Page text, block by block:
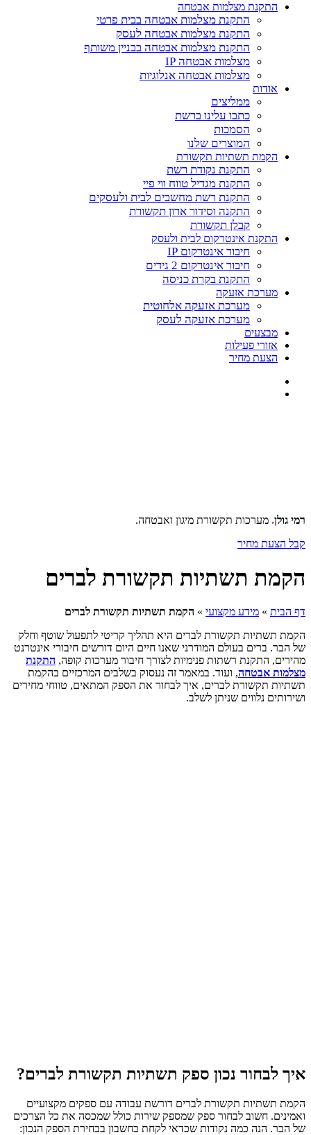
התקנת מצלמות אבטחה
התקנת מצלמות אבטחה בבית פרטי
התקנת מצלמות אבטחה לעסק
התקנת מצלמות אבטחה בבניין משותף
מצלמות אבטחה IP
מצלמות אבטחה אנלוגיות
אודות
ממליצים
כתבו עלינו ברשת
הסמכות
המוצרים שלנו
הקמת תשתיות תקשורת
התקנת נקודת רשת
התקנת מגדיל טווח ווי פיי
התקנת רשת מחשבים לבית ולעסקים
התקנה וסידור ארון תקשורת
קבלן תקשורת
התקנת אינטרקום לבית ולעסק
חיבור אינטרקום IP
חיבור אינטרקום 2 גידים
התקנת בקרת כניסה
מערכת אזעקה
מערכת אזעקה אלחוטית
מערכת אזעקה לעסק
מבצעים
אזורי פעילות
הצעת מחיר
.מערכות תקשורת מיגון ואבטחה.
מחיר
תשתיות תקשורת לברים
»מידע מקצועי»הקמת תשתיות תקשורת לברים
תשתיות תקשורת לברים היא תהליך קריטי לתפעול שוטף וחלק
ברים בעולם המודרני שאנו חיים היום דורשים חיבורי אינטרנט
התקנת רשתות פנימיות לצורך חיבור מערכות קופה, התקנת
אבטחה, ועוד. במאמר זה נעסוק בשלבים המרכזיים בהקמת
תקשורת לברים, איך לבחור את הספק המתאים, טווחי מחירים
נלווים שניתן לשלב.
לבחור נכון ספק תשתיות תקשורת לברים?
תשתיות תקשורת לברים דורשת עבודה עם ספקים מקצועיים
חשוב לבחור ספק שמספק שירות כולל שמכסה את כל הצרכים
הנה כמה נקודות שכדאי לקחת בחשבון בבחירת הספק הנכון: